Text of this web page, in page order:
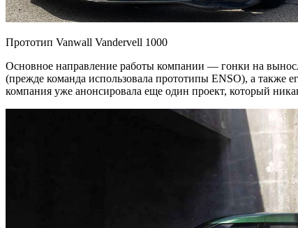
Прототип Vanwall Vandervell 1000
Основное направление работы компании — гонки на
(прежде команда использовала прототипы ENSO), а также
компания уже анонсировала еще один проект, который